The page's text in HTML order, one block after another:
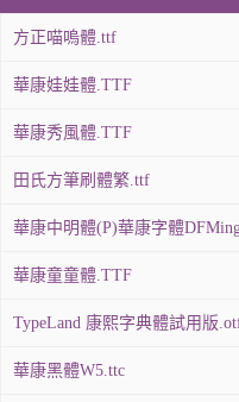
方正喵嗚體.ttf
華康娃娃體.TTF
華康秀風體.TTF
田氏方筆刷體繁.ttf
華康中明體(P)華康字體
華康童童體.TTF
TypeLand 康熙字典體試用版
華康黑體W5.ttc